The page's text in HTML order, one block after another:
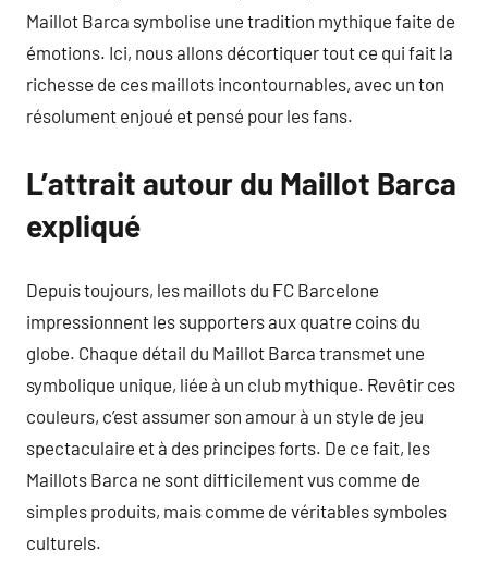
Maillot Barca symbolise une tradition mythique faite de
émotions. Ici, nous allons décortiquer tout ce qui fait la
richesse de ces maillots incontournables, avec un ton
résolument enjoué et pensé pour les fans.
L’attrait autour du Maillot Barca
expliqué
Depuis toujours, les maillots du FC Barcelone
impressionnent les supporters aux quatre coins du
globe. Chaque détail du Maillot Barca transmet une
symbolique unique, liée à un club mythique. Revêtir ces
couleurs, c’est assumer son amour à un style de jeu
spectaculaire et à des principes forts. De ce fait, les
Maillots Barca ne sont difficilement vus comme de
simples produits, mais comme de véritables symboles
culturels.